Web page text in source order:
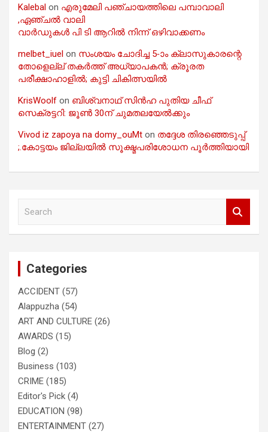
Kalebal on എരുമേലി പഞ്ചായത്തിലെ പമ്പാവാലി
,ഏഞ്ചൽ വാലി
വാർഡുകൾ പി ടി ആറിൽ നിന്ന് ഒഴിവാക്കണം
melbet_iuel on സംശയം ചോദിച്ച 5-ാം ക്ലാസുകാരന്റെ
തോളെല്ല് തകർത്ത് അധ്യാപകൻ; ക്രൂരത
പരീക്ഷാഹാളിൽ; കുട്ടി ചികിത്സയിൽ
KrisWoolf on ബിശ്വനാഥ് സിൻഹ പുതിയ ചീഫ്
സെക്രട്ടറി: ജൂൺ 30ന് ചുമതലയേൽക്കും
Vivod iz zapoya na domy_ouMt on തദ്ദേശ തിരഞ്ഞെടുപ്പ്
;.കോട്ടയം ജില്ലയിൽ സൂക്ഷ്മപരിശോധന പൂർത്തിയായി
Categories
ACCIDENT (57)
Alappuzha (54)
ART AND CULTURE (26)
AWARDS (15)
Blog (2)
Business (103)
CRIME (185)
Editor's Pick (4)
EDUCATION (98)
ENTERTAINMENT (27)